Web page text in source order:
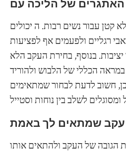
האתגרים של הליכה עם
קטן עבור נשים רבות. ה יכולים
רגליים ולפעמים אף לפציעות
בנוסף, בחירת העקב הלא
במראה הכללי של הלבוש ולהוריד
חשוב לדעת לבחור שמתאימים
עקב שמתאים לך באמת
הגובה של העקב ולהתאים אותו